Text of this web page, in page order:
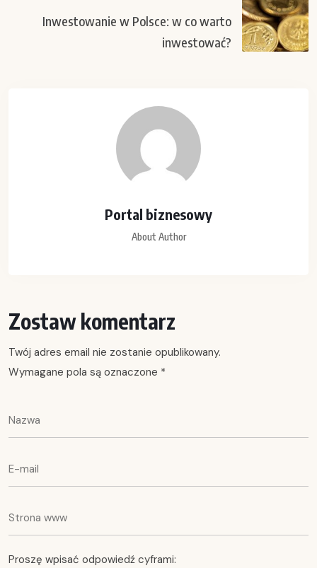
Inwestowanie w Polsce: w co warto
inwestować?
Portal biznesowy
About Author
Zostaw komentarz
Twój adres email nie zostanie opublikowany.
Wymagane pola są oznaczone *
Proszę wpisać odpowiedź cyframi: